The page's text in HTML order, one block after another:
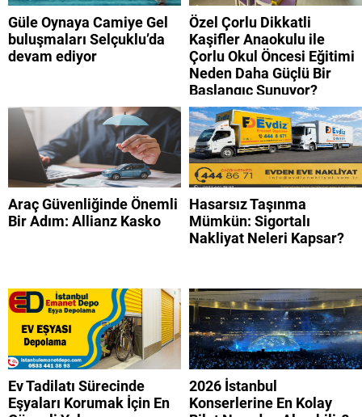
Güle Oynaya Camiye Gel
buluşmaları Selçuklu’da
devam ediyor
Özel Çorlu Dikkatli
Kaşifler Anaokulu ile
Çorlu Okul Öncesi Eğitimi
Neden Daha Güçlü Bir
Başlangıç Sunuyor?
Araç Güvenliğinde Önemli
Bir Adım: Allianz Kasko
Hasarsız Taşınma
Mümkün: Sigortalı
Nakliyat Neleri Kapsar?
Ev Tadilatı Sürecinde
Eşyaları Korumak İçin En
2026 İstanbul
Konserlerine En Kolay